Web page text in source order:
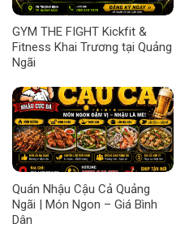
GYM THE FIGHT Kickfit &
Fitness Khai Trương tại Quảng
Ngãi
Quán Nhậu Cậu Cả Quảng
Ngãi | Món Ngon – Giá Bình
Dân